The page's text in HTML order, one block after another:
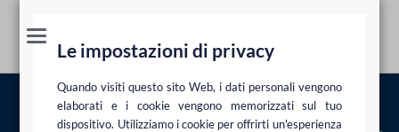
Le impostazioni di privacy
Quando visiti questo sito Web, i dati personali vengono
elaborati e i cookie vengono memorizzati sul tuo
dispositivo. Utilizziamo i cookie per offrirti un'esperienza
Riconoscimenti